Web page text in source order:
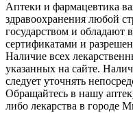
Аптеки и фармацевтика
здравоохранения любой
государством и обладают
сертификатами и
Наличие всех
указанных на сайте.
следует уточнять
Обращайтесь в нашу
либо лекарства в городе